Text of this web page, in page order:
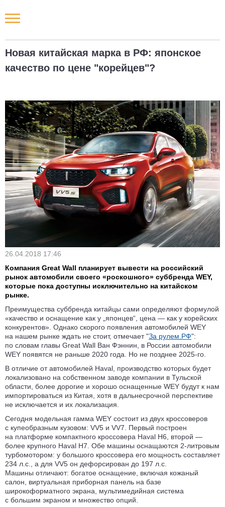
Новая китайская марка в РФ: японское
качество по цене "корейцев"?
26.04.2018 17:46
Компания Great Wall планирует вывести на российский
рынок автомобили своего «роскошного» суббренда WEY,
которые пока доступны исключительно на китайском
рынке.
Преимущества суббренда китайцы сами определяют формулой
«качество и оснащение как у „японцев“, цена — как у корейских
конкурентов». Однако скорого появления автомобилей WEY
на нашем рынке ждать не стоит, отмечает "За рулем.РФ":
по словам главы Great Wall Ван Фэннин, в России автомобили
WEY появятся не раньше 2020 года. Но не позднее 2025-го.
В отличие от автомобилей Haval, производство которых будет
локализовано на собственном заводе компании в Тульской
области, более дорогие и хорошо оснащенные WEY будут к нам
импортироваться из Китая, хотя в дальнесрочной перспективе
не исключается и их локализация.
Сегодня модельная гамма WEY состоит из двух кроссоверов
с купеобразным кузовом: VV5 и VV7. Первый построен
на платформе компактного кроссовера Haval H6, второй —
более крупного Haval H7. Обе машины оснащаются 2-литровым
турбомотором: у большого кроссовера его мощность составляет
234 л.с., а для VV5 он дефорсирован до 197 л.с.
Машины отличают: богатое оснащение, включая кожаный
салон, виртуальная приборная панель на базе
широкоформатного экрана, мультимедийная система
с большим экраном и множество опций.
Новости РФ
Наши мероприятия
Статьи